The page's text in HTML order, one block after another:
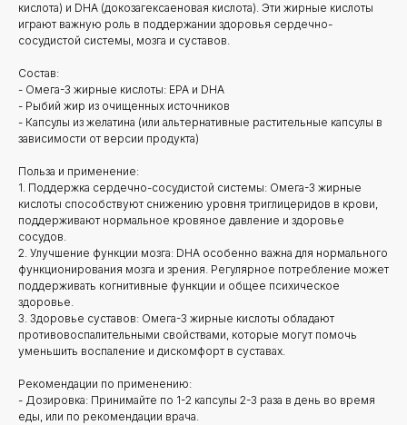
кислота) и DHA (докозагексаеновая кислота). Эти жирные кислоты
играют важную роль в поддержании здоровья сердечно-
сосудистой системы, мозга и суставов.
Состав:
- Омега-3 жирные кислоты: EPA и DHA
- Рыбий жир из очищенных источников
- Капсулы из желатина (или альтернативные растительные капсулы в
зависимости от версии продукта)
Польза и применение:
1. Поддержка сердечно-сосудистой системы: Омега-3 жирные
кислоты способствуют снижению уровня триглицеридов в крови,
поддерживают нормальное кровяное давление и здоровье
сосудов.
2. Улучшение функции мозга: DHA особенно важна для нормального
функционирования мозга и зрения. Регулярное потребление может
поддерживать когнитивные функции и общее психическое
здоровье.
3. Здоровье суставов: Омега-3 жирные кислоты обладают
противовоспалительными свойствами, которые могут помочь
уменьшить воспаление и дискомфорт в суставах.
Рекомендации по применению:
- Дозировка: Принимайте по 1-2 капсулы 2-3 раза в день во время
еды, или по рекомендации врача.